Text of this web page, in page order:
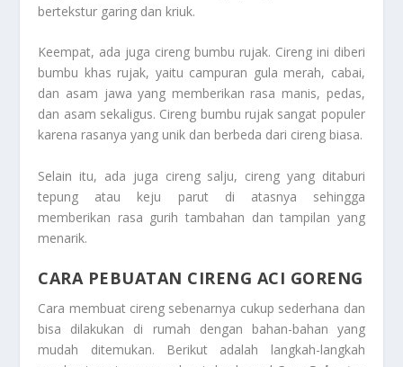
bertekstur garing dan kriuk.
Keempat, ada juga cireng bumbu rujak. Cireng ini diberi
bumbu khas rujak, yaitu campuran gula merah, cabai,
dan asam jawa yang memberikan rasa manis, pedas,
dan asam sekaligus. Cireng bumbu rujak sangat populer
karena rasanya yang unik dan berbeda dari cireng biasa.
Selain itu, ada juga cireng salju, cireng yang ditaburi
tepung atau keju parut di atasnya sehingga
memberikan rasa gurih tambahan dan tampilan yang
menarik.
CARA PEBUATAN CIRENG ACI GORENG
Cara membuat cireng sebenarnya cukup sederhana dan
bisa dilakukan di rumah dengan bahan-bahan yang
mudah ditemukan. Berikut adalah langkah-langkah